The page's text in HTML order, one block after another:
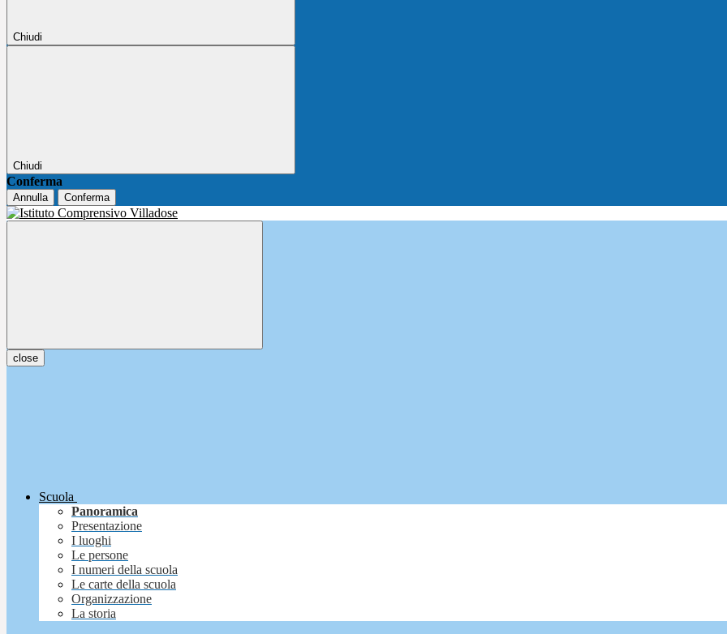
Chiudi
Chiudi
Conferma
Annulla Conferma
close
Scuola
Panoramica
Presentazione
I luoghi
Le persone
I numeri della scuola
Le carte della scuola
Organizzazione
La storia